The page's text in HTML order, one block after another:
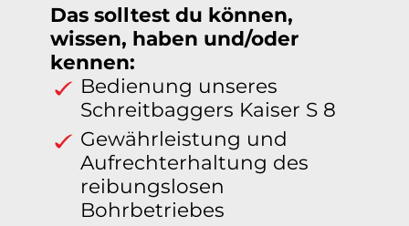
Das solltest du können,
wissen, haben und/oder
kennen:
Bedienung unseres
Schreitbaggers Kaiser S 8
Gewährleistung und
Aufrechterhaltung des
reibungslosen
Bohrbetriebes